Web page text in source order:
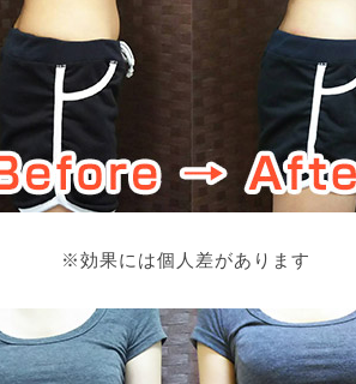
※効果には個人差があります